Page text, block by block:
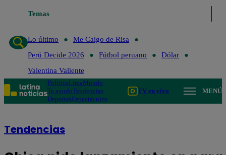
Temas
Lo último
Me Caigo de Risa
Perú Decide 2026
Fútbol peruano
Dólar
Valentina Valiente
PolíticaLimaMundo
Te ayudoTendencias
DeportesEspectáculos
TV en vivo MENÚ
Tendencias